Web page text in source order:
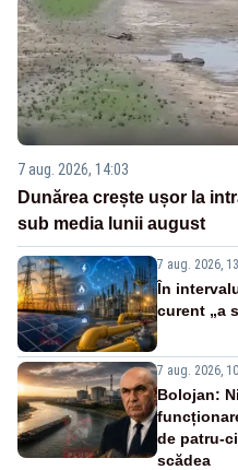
7 aug. 2026, 14:03
Dunărea crește ușor la
sub media lunii august
7 aug. 2026,
În
curent „a
7 aug. 2026,
Bolojan:
de patru-
scădea